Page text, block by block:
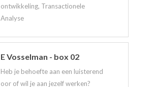
ontwikkeling, Transactionele
Analyse
E Vosselman - box 02
Heb je behoefte aan een luisterend
oor of wil je aan jezelf werken?